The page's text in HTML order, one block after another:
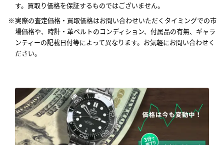
す。買取り価格を保証するものではございません。
実際の査定価格・買取価格はお問い合わせいただくタイミングでの市
場価格や、時計・革ベルトのコンディション、付属品の有無、ギャラ
ンティーの記載日付等によって異なります。お気軽にお問い合わせく
ださい。